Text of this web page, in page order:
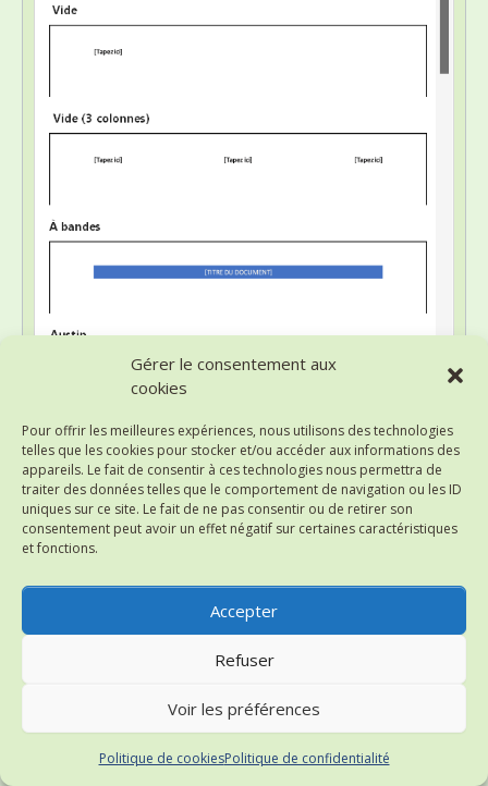
Gérer le consentement aux
cookies
Pour offrir les meilleures expériences, nous utilisons des technologies
telles que les cookies pour stocker et/ou accéder aux informations des
appareils. Le fait de consentir à ces technologies nous permettra de
traiter des données telles que le comportement de navigation ou les ID
uniques sur ce site. Le fait de ne pas consentir ou de retirer son
consentement peut avoir un effet négatif sur certaines caractéristiques
et fonctions.
Accepter
Refuser
Voir les préférences
Politique de cookiesPolitique de confidentialité
date, numéro de page, etc.) qui sera répété sur
la partie basse de votre document.